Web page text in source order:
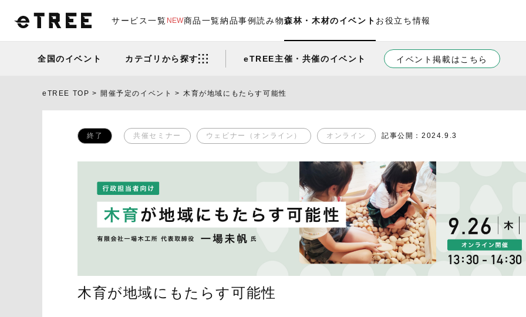
サービス一覧 NEW商品一覧納品事例読み物森林・木材のイベント お役立ち情報
全国のイベント カテゴリから探す eTREE主催・共催のイベント イベント掲載はこちら
eTREE TOP 開催予定のイベント 木育が地域にもたらす可能性
終了 共催セミナー ウェビナー（オンライン） オンライン 記事公開：2024.9.3
木育が地域にもたらす可能性